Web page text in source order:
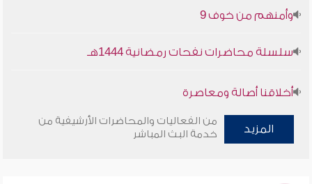
وأمنهم من خوف 9
سلسلة محاضرات نفحات رمضانية 1444هـ
أخلاقنا أصالة ومعاصرة
وأمنهم من خوف 9
المزيد
من الفعاليات والمحاضرات الأرشيفية من
خدمة البث المباشر